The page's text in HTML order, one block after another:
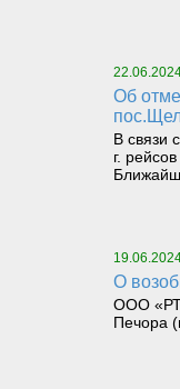
Об отмене рейсов катера «Щугор» 22 июня 2024 г. и возобновлении рейсов 24 июня 2024 г. с 6 часов 00 минут по маршруту д.Чаркабож –
В связи
г.
О
ООО
Печора